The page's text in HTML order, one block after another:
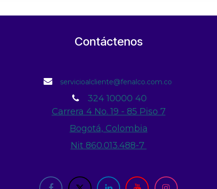
Contáctenos
servicioalcliente@fenalco.com.co
324 10000 40
Carrera 4 No. 19 - 85 Piso 7
Bogotá, Colombia
Nit 860.013.488-7